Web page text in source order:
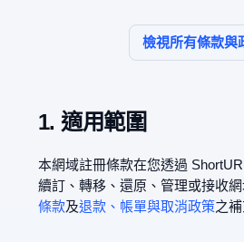
檢視所有條款與
1. 適用範圍
本網域註冊條款在您透過
續訂、轉移、還原、管理或接收
條款及退款、帳單與取消政策之補